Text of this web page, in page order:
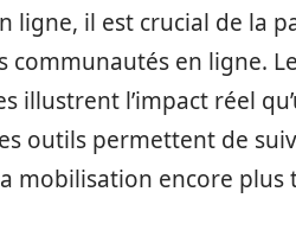
ligne, il est crucial de la
communautés en ligne.
illustrent l’impact réel
outils permettent de
mobilisation encore plus